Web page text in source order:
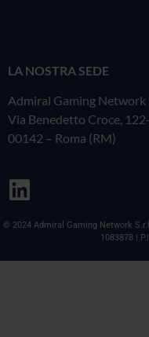
LA NOSTRA SEDE
Admiral Gaming Network
Via Benedetto Croce,
00142 – Roma (RM)
© 2024 Admiral Gaming Network
1083878 |